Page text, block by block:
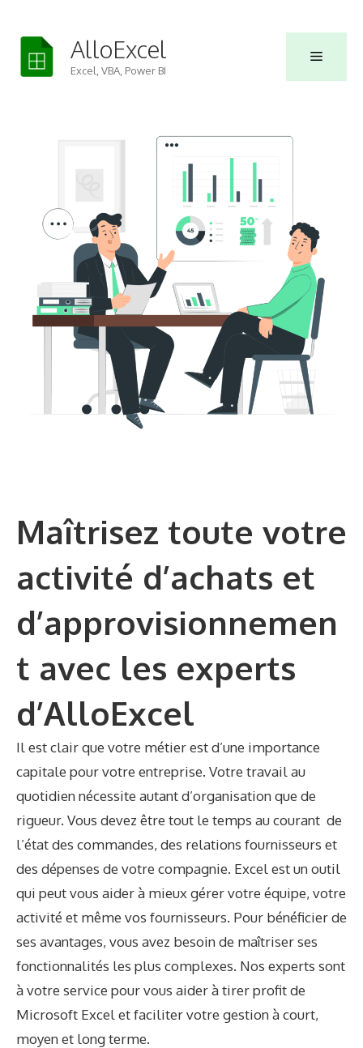
content
AlloExcel
Excel, VBA, Power BI
Menu
Maîtrisez toute votre
activité d’achats et
d’approvisionnemen
t avec les experts
d’AlloExcel
Il est clair que votre métier est d’une importance
capitale pour votre entreprise. Votre travail au
quotidien nécessite autant d’organisation que de
rigueur. Vous devez être tout le temps au courant de
l’état des commandes, des relations fournisseurs et
des dépenses de votre compagnie. Excel est un outil
qui peut vous aider à mieux gérer votre équipe, votre
activité et même vos fournisseurs. Pour bénéficier de
ses avantages, vous avez besoin de maîtriser ses
fonctionnalités les plus complexes. Nos experts sont
à votre service pour vous aider à tirer profit de
Microsoft Excel et faciliter votre gestion à court,
moyen et long terme.